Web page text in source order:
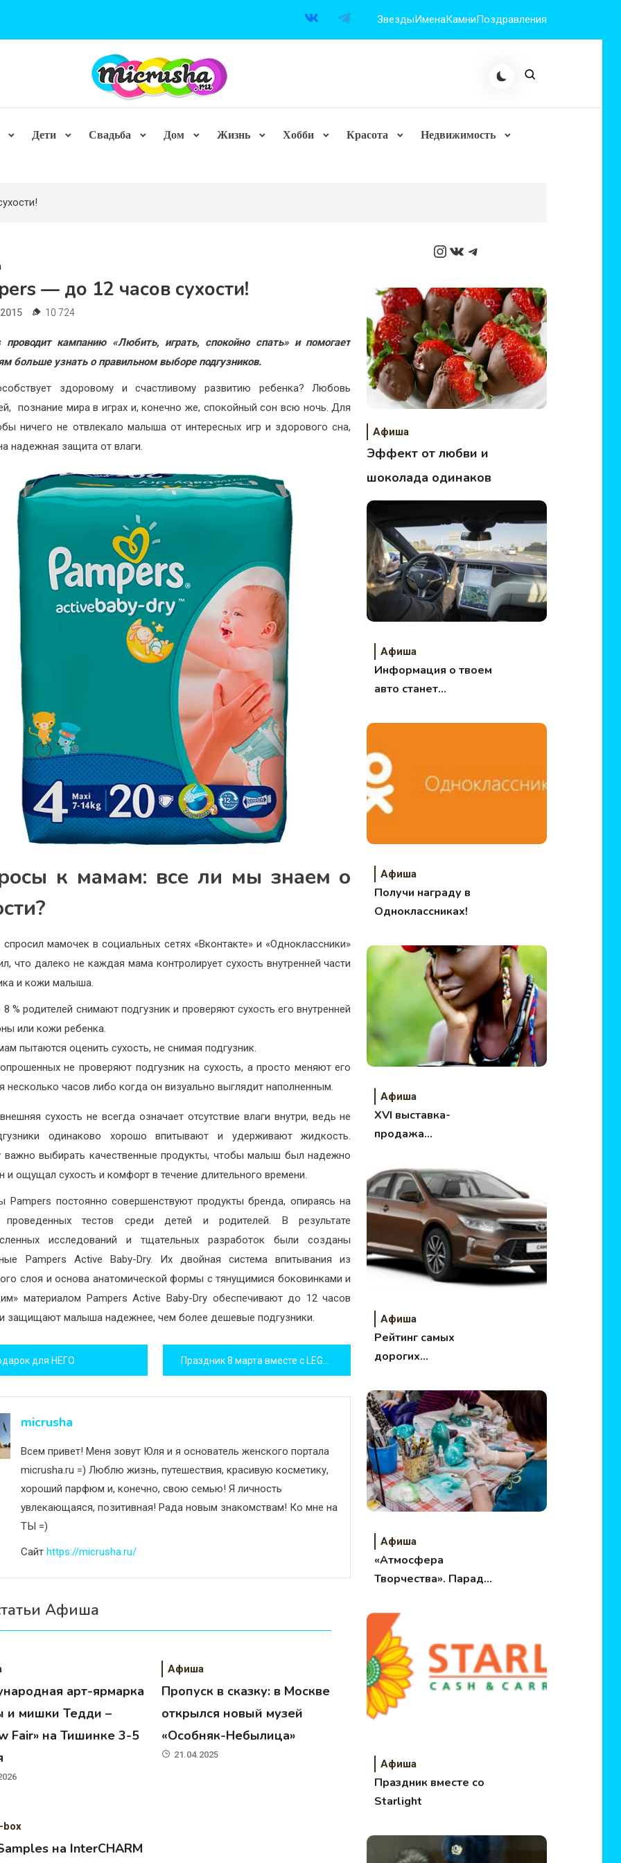
ЗвездыИменаКамниПоздравления
Дети Свадьба Дом Жизнь Хобби Красота Недвижимость
— до 12 часов сухости!
10 724
проводит кампанию «Любить, играть, спокойно спать» и помогает
больше узнать о правильном выборе подгузников.
здоровому и счастливому развитию ребенка? Любовь
познание мира в играх и, конечно же, спокойный сон всю ночь. Для
ничего не отвлекало малыша от интересных игр и здорового сна,
надежная защита от влаги.
к мамам: все ли мы знаем о
спросил мамочек в социальных сетях «Вконтакте» и «Одноклассники»
что далеко не каждая мама контролирует сухость внутренней части
и кожи малыша.
8 % родителей снимают подгузник и проверяют сухость его внутренней
или кожи ребенка.
пытаются оценить сухость, не снимая подгузник.
не проверяют подгузник на сухость, а просто меняют его
несколько часов либо когда он визуально выглядит наполненным.
сухость не всегда означает отсутствие влаги внутри, ведь не
одинаково хорошо впитывают и удерживают жидкость.
важно выбирать качественные продукты, чтобы малыш был надежно
и ощущал сухость и комфорт в течение длительного времени.
Pampers постоянно совершенствуют продукты бренда, опираясь на
тестов среди детей и родителей. В результате
исследований и тщательных разработок были созданы
Pampers Active Baby-Dry. Их двойная система впитывания из
слоя и основа анатомической формы с тянущимися боковинками и
материалом Pampers Active Baby-Dry обеспечивают до 12 часов
и защищают малыша надежнее, чем более дешевые подгузники.
для НЕГО
micrusha
Всем привет! Меня зовут Юля и я основатель женского портала
micrusha.ru =) Люблю жизнь, путешествия, красивую косметику,
хороший парфюм и, конечно, свою семью! Я личность
увлекающаяся, позитивная! Рада новым знакомствам! Ко мне на
ТЫ =)
Сайт https://micrusha.ru/
Афиша
арт-ярмарка
и мишки Тедди –
Fair» на Тишинке 3-5
Афиша
Пропуск в сказку: в Москве
открылся новый музей
«Особняк-Небылица»
21.04.2025
box
на InterCHARM
Instagram
ВКонтакте
Telegram
Афиша
Эффект от любви и
шоколада одинаков
Афиша
Информация о твоем
авто станет
Афиша
Получи награду в
Одноклассниках!
Афиша
XVI выставка-
продажа
винтажа до наших
дней»
Афиша
Рейтинг самых
дорогих
брендов
Афиша
«Атмосфера
Творчества». Парад
Афиша
Праздник вместе со
Starlight